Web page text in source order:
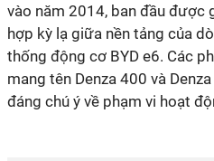
vào năm 2014, ban đầu được
hợp kỳ lạ giữa nền tảng của
thống động cơ BYD e6. Các
mang tên Denza 400 và
đáng chú ý về phạm vi hoạt